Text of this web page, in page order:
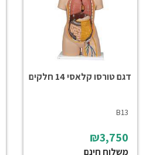
דגם טורסו קלאסי 14 חלקים
B13
₪3,750
משלוח חינם